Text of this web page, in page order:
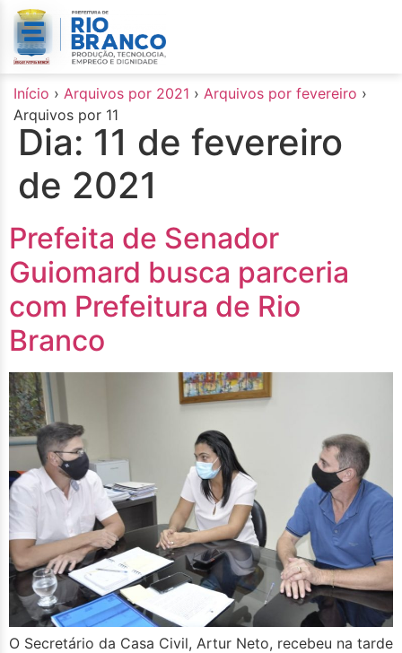
conteúdo
Início › Arquivos por 2021 › Arquivos por fevereiro ›
Arquivos por 11
Dia: 11 de fevereiro
de 2021
Prefeita de Senador
Guiomard busca parceria
com Prefeitura de Rio
Branco
O Secretário da Casa Civil, Artur Neto, recebeu na tarde